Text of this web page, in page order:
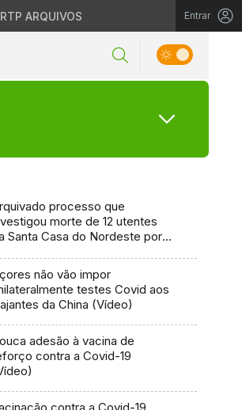
RTP ARQUIVOS Entrar
processo que
morte de 12 utentes
Santa Casa do Nordeste por
não vão impor
testes Covid aos
da China (Vídeo)
adesão à vacina de
contra a Covid-19